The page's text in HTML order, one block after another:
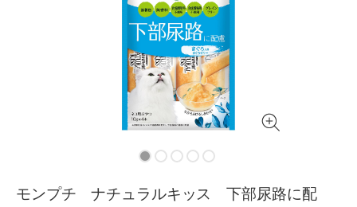
モンプチ ナチュラルキッス 下部尿路に配